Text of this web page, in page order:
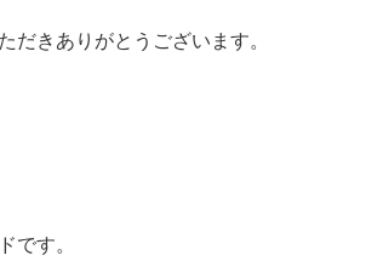
だきありがとうございます。
です。